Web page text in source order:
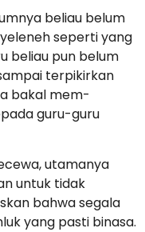
beliau belum
seperti yang
beliau pun belum
terpikirkan
bakal mem-
guru-guru
utamanya
untuk tidak
bahwa segala
yang pasti binasa.